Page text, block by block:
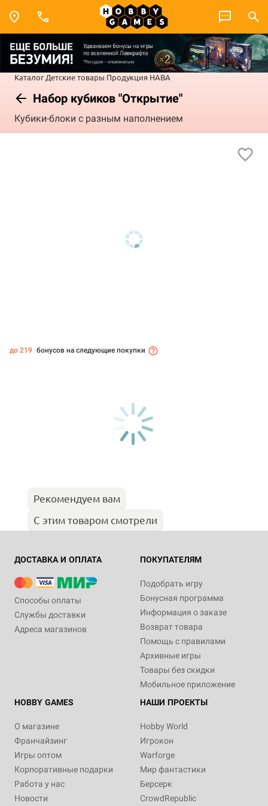
Каталог Детские товары Продукция HABA
Набор кубиков "Открытие"
Кубики-блоки с разным наполнением
до 219 бонусов на следующие покупки
Рекомендуем вам
С этим товаром смотрели
ДОСТАВКА И ОПЛАТА
Способы оплаты
Службы доставки
Адреса магазинов
ПОКУПАТЕЛЯМ
Подобрать игру
Бонусная программа
Информация о заказе
Возврат товара
Помощь с правилами
Архивные игры
Товары без скидки
Мобильное приложение
HOBBY GAMES
О магазине
Франчайзинг
Игры оптом
Корпоративные подарки
Работа у нас
Новости
НАШИ ПРОЕКТЫ
Hobby World
Игрокон
Warforge
Мир фантастики
Берсерк
CrowdRepublic